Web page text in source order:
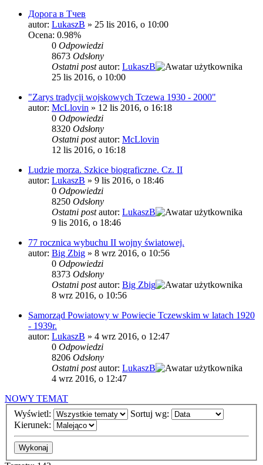
Дорога в Тчев
autor: LukaszB » 25 lis 2016, o 10:00
Ocena: 0.98%
0 Odpowiedzi
8673 Odsłony
Ostatni postautor: LukaszB
25 lis 2016, o 10:00
"Zarys tradycji wojskowych Tczewa 1930 - 2000"
autor: McLlovin » 12 lis 2016, o 16:18
0 Odpowiedzi
8320 Odsłony
Ostatni postautor: McLlovin
12 lis 2016, o 16:18
Ludzie morza. Szkice biograficzne. Cz. II
autor: LukaszB » 9 lis 2016, o 18:46
0 Odpowiedzi
8250 Odsłony
Ostatni postautor: LukaszB
9 lis 2016, o 18:46
77 rocznica wybuchu II wojny światowej.
autor: Big Zbig » 8 wrz 2016, o 10:56
0 Odpowiedzi
8373 Odsłony
Ostatni postautor: Big Zbig
8 wrz 2016, o 10:56
Samorząd Powiatowy w Powiecie Tczewskim w latach 1920
- 1939r.
autor: LukaszB » 4 wrz 2016, o 12:47
0 Odpowiedzi
8206 Odsłony
Ostatni postautor: LukaszB
4 wrz 2016, o 12:47
NOWY TEMAT
Wyświetl:
Sortuj wg:
Kierunek: